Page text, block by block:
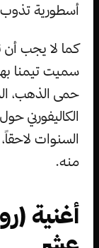
أسطورية تذوب
كما لا يجب
سميت تيمنا
حمى الذهب،
الكاليفورني
السنوات
منه.
أغنية